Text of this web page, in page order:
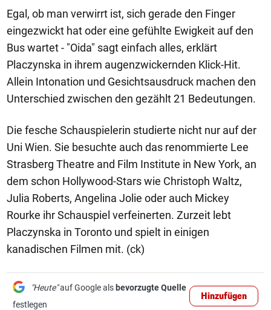
Egal, ob man verwirrt ist, sich gerade den Finger
eingezwickt hat oder eine gefühlte Ewigkeit auf den
Bus wartet - "Oida" sagt einfach alles, erklärt
Placzynska in ihrem augenzwickernden Klick-Hit.
Allein Intonation und Gesichtsausdruck machen den
Unterschied zwischen den gezählt 21 Bedeutungen.
Die fesche Schauspielerin studierte nicht nur auf der
Uni Wien. Sie besuchte auch das renommierte Lee
Strasberg Theatre and Film Institute in New York, an
dem schon Hollywood-Stars wie Christoph Waltz,
Julia Roberts, Angelina Jolie oder auch Mickey
Rourke ihr Schauspiel verfeinerten. Zurzeit lebt
Placzynska in Toronto und spielt in einigen
kanadischen Filmen mit. (ck)
"Heute"auf Google als bevorzugte Quelle
festlegen
Hinzufügen